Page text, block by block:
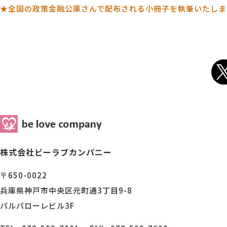
★全国の政策金融公庫さんで配布される小冊子を執筆いたし
株式会社ビーラブカンパニー
〒650-0022
兵庫県神戸市中央区元町通3丁目9-8
パルパローレビル3F